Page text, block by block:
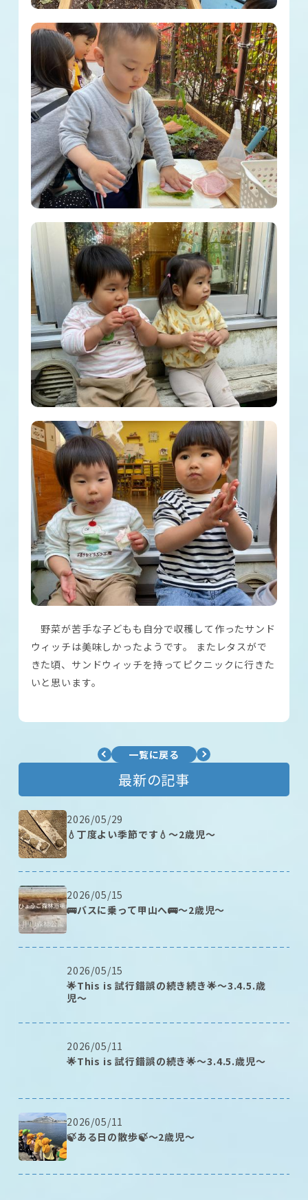
野菜が苦手な子どもも自分で収穫して作ったサンド
ウィッチは美味しかったようです。 またレタスがで
きた頃、サンドウィッチを持ってピクニックに行きた
いと思います。
一覧に戻る
最新の記事
2026/05/29
💧丁度よい季節です💧～2歳児～
2026/05/15
🚌バスに乗って甲山へ🚌～2歳児～
2026/05/15
🌟This is 試行錯誤の続き続き🌟～3.4.5.歳
児～
2026/05/11
🌟This is 試行錯誤の続き🌟～3.4.5.歳児～
2026/05/11
🍃ある日の散歩🍃～2歳児～